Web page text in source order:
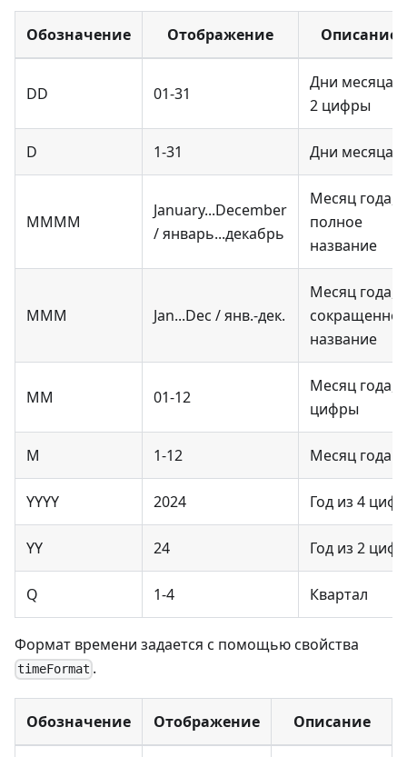
Обозначение Отображение Описание
DD 01-31
Дни месяца,
2 цифры
D 1-31 Дни месяца
MMMM
January...December
/ январь...декабрь
Месяц года,
полное
название
MMM Jan...Dec / янв.-дек.
Месяц года,
сокращенное
название
MM 01-12
Месяц года, 2
цифры
M 1-12 Месяц года
YYYY 2024 Год из 4 цифр
YY 24 Год из 2 цифр
Q 1-4 Квартал
Формат времени задается с помощью свойства
timeFormat .
Обозначение Отображение Описание